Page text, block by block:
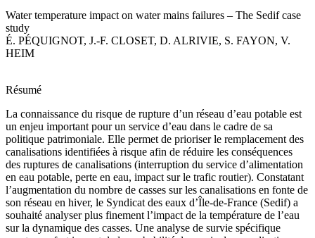
Water temperature impact on water mains failures – The Sedif case
study
É. PÉQUIGNOT, J.-F. CLOSET, D. ALRIVIE, S. FAYON, V.
HEIM
Résumé
La connaissance du risque de rupture d’un réseau d’eau potable est
un enjeu important pour un service d’eau dans le cadre de sa
politique patrimoniale. Elle permet de prioriser le remplacement des
canalisations identifiées à risque afin de réduire les conséquences
des ruptures de canalisations (interruption du service d’alimentation
en eau potable, perte en eau, impact sur le trafic routier). Constatant
l’augmentation du nombre de casses sur les canalisations en fonte de
son réseau en hiver, le Syndicat des eaux d’Île-de-France (Sedif) a
souhaité analyser plus finement l’impact de la température de l’eau
sur la dynamique des casses. Une analyse de survie spécifique